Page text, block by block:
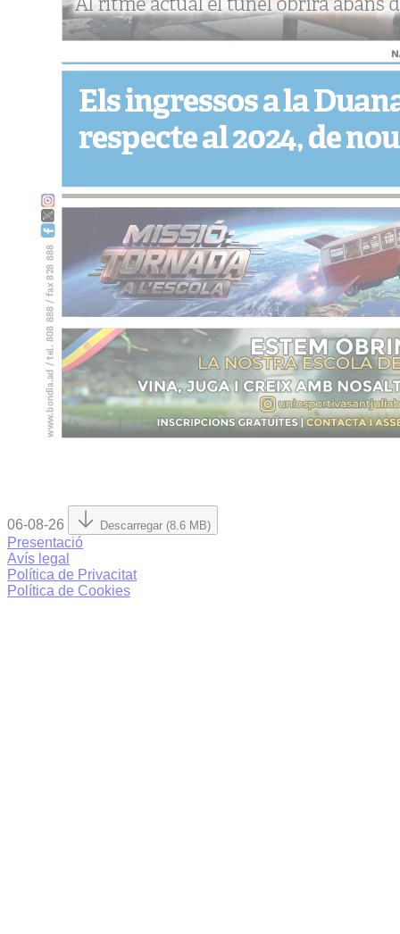
06-08-26 Descarregar (8.6 MB)
Presentació
Avís legal
Política de Privacitat
Política de Cookies